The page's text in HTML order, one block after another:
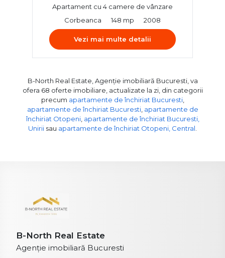
Apartament cu 4 camere de vânzare
Corbeanca
148 mp 2008
Vezi mai multe detalii
B-North Real Estate, Agenție imobiliară Bucuresti, va
ofera 68 oferte imobiliare, actualizate la zi, din categorii
precum apartamente de închiriat Bucuresti,
apartamente de închiriat Bucuresti, apartamente de
închiriat Otopeni, apartamente de închiriat Bucuresti,
Unirii sau apartamente de închiriat Otopeni, Central
B-North Real Estate
Agenție imobiliară Bucuresti